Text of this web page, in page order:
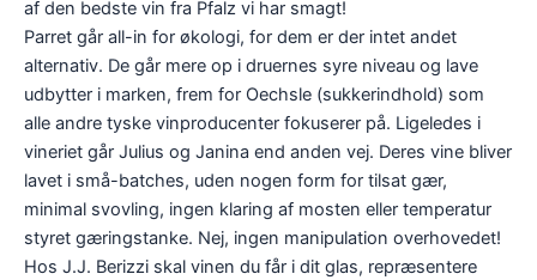
af den bedste vin fra Pfalz vi har smagt!
Parret går all-in for økologi, for dem er der intet andet
alternativ. De går mere op i druernes syre niveau og lave
udbytter i marken, frem for Oechsle (sukkerindhold) som
alle andre tyske vinproducenter fokuserer på. Ligeledes i
vineriet går Julius og Janina end anden vej. Deres vine bliver
lavet i små-batches, uden nogen form for tilsat gær,
minimal svovling, ingen klaring af mosten eller temperatur
styret gæringstanke. Nej, ingen manipulation overhovedet!
Hos J.J. Berizzi skal vinen du får i dit glas, repræsentere